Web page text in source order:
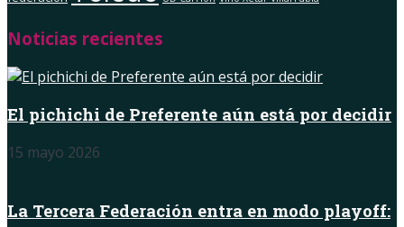
Noticias recientes
El pichichi de Preferente aún está por decidir
15 mayo 2026
La Tercera Federación entra en modo playoff: